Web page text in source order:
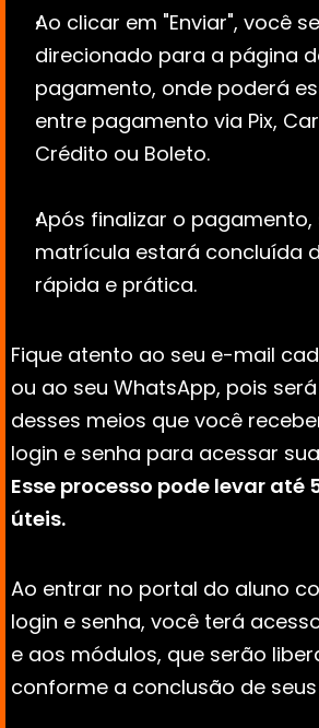
Ao clicar em "Enviar", você
direcionado para a página
pagamento, onde poderá
entre pagamento via Pix,
Crédito ou Boleto.
Após finalizar o pagamento,
matrícula estará concluída
rápida e prática.
Fique atento ao seu e-mail
ou ao seu WhatsApp, pois
desses meios que você
Esse processo pode levar até
úteis.
Ao entrar no portal do aluno
login e senha, você terá
e aos módulos, que serão
conforme a conclusão de